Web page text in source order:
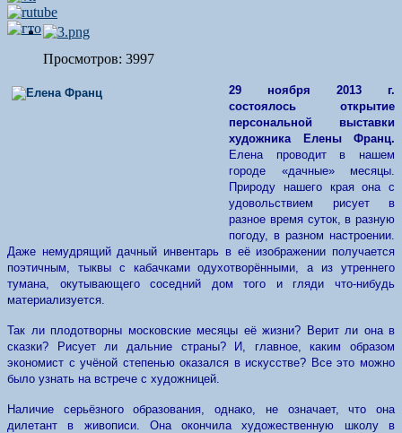
Просмотров: 3997
29 ноября 2013 г.
состоялось
открытие
персональной выставки
художника Елены Франц.
Елена проводит в нашем
городе «дачные» месяцы.
Природу нашего края она с
удовольствием рисует в
разное время суток, в разную
погоду, в разном настроении.
Даже немудрящий дачный инвентарь в её изображении получается
поэтичным, тыквы с кабачками одухотворёнными, а из утреннего
тумана, окутывающего соседний дом того и гляди что-нибудь
материализуется.
Так ли плодотворны московские месяцы её жизни? Верит ли она в
сказки? Рисует ли дальние страны? И, главное, каким образом
экономист с учёной степенью оказался в искусстве? Все это можно
было узнать на встрече с художницей.
Наличие серьёзного образования, однако, не означает, что она
дилетант в живописи. Она окончила художественную школу в